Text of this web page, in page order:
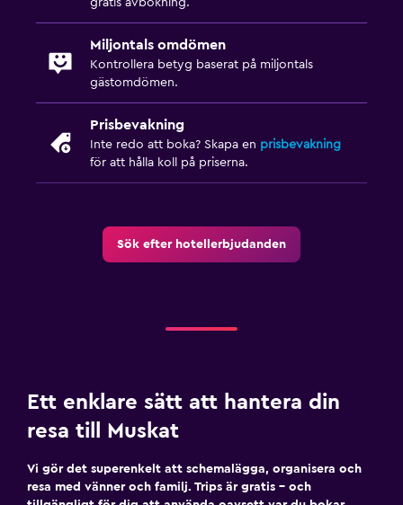
Miljontals omdömen
Kontrollera betyg baserat på miljontals
gästomdömen.
Prisbevakning
Inte redo att boka? Skapa en prisbevakning
för att hålla koll på priserna.
Sök efter hotellerbjudanden
Ett enklare sätt att hantera din
resa till Muskat
Vi gör det superenkelt att schemalägga, organisera och
resa med vänner och familj. Trips är gratis – och